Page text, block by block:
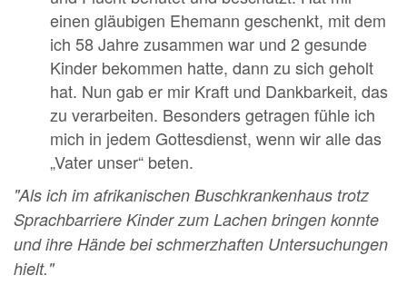
einen gläubigen Ehemann geschenkt, mit dem
ich 58 Jahre zusammen war und 2 gesunde
Kinder bekommen hatte, dann zu sich geholt
hat. Nun gab er mir Kraft und Dankbarkeit, das
zu verarbeiten. Besonders getragen fühle ich
mich in jedem Gottesdienst, wenn wir alle das
„Vater unser“ beten.
"Als ich im afrikanischen Buschkrankenhaus trotz
Sprachbarriere Kinder zum Lachen bringen konnte
und ihre Hände bei schmerzhaften Untersuchungen
hielt."